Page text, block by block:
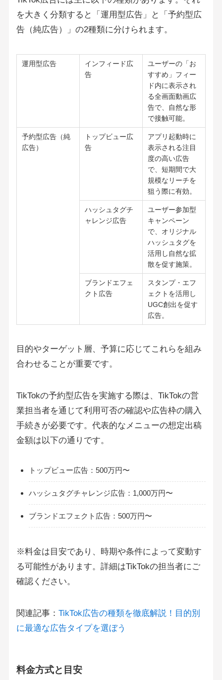
を大きく分類すると「運用型広告」と「予約型広
告（純広告）」の2種類に分けられます。
運用型広告
インフィード広
告
ユーザーの「お
すすめ」フィー
ド内に表示され
る全画面動画広
告で、自然な形
で接触可能。
予約型広告（純
広告）
トップビュー広
告
アプリ起動時に
表示される注目
度の高い広告
で、短期間で大
規模なリーチを
狙う際に有効。
ハッシュタグチ
ャレンジ広告
ユーザー参加型
キャンペーン
で、オリジナル
ハッシュタグを
活用し自然な拡
散を促す施策。
ブランドエフェ
クト広告
スタンプ・エフ
ェクトを活用し
UGC創出を促す
広告。
目的やターゲット層、予算に応じてこれらを組み
合わせることが重要です。
TikTokの予約型広告を実施する際は、TikTokの営
業担当者を通じて利用可否の確認や広告枠の購入
手続きが必要です。代表的なメニューの想定出稿
金額は以下の通りです。
トップビュー広告：500万円〜
ハッシュタグチャレンジ広告：1,000万円〜
ブランドエフェクト広告：500万円〜
※料金は目安であり、時期や条件によって変動す
る可能性があります。詳細はTikTokの担当者にご
確認ください。
関連記事： TikTok広告の種類を徹底解説！目的別
に最適な広告タイプを選ぼう
料金方式と目安